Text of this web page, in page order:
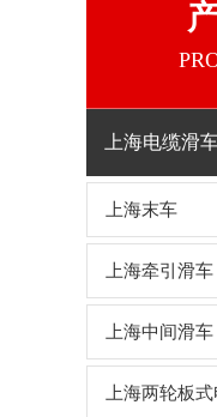
上海电缆滑
上海末车
上海牵引滑车
上海中间滑车
上海两轮板